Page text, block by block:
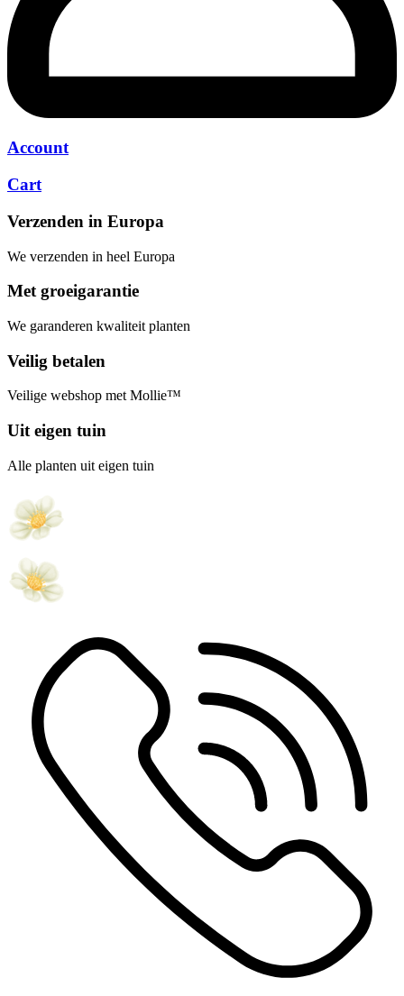
Account
Cart
Verzenden in Europa
We verzenden in heel Europa
Met groeigarantie
We garanderen kwaliteit planten
Veilig betalen
Veilige webshop met Mollie™
Uit eigen tuin
Alle planten uit eigen tuin